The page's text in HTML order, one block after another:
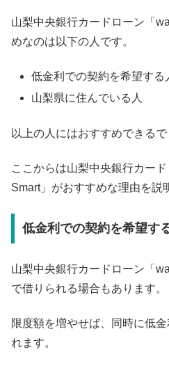
山梨中央銀行カードローン「
めなのは以下の人です。
低金利での契約を希望する
山梨県に住んでいる人
以上の人にはおすすめできるで
ここからは山梨中央銀行カー
Smart」がおすすめな理由を説
低金利での契約を希望す
山梨中央銀行カードローン「
で借りられる場合もあります。
限度額を増やせば、同時に低
れます。